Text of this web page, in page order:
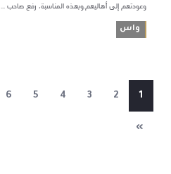
وعودتهم إلى أهاليهم.وبهذه المناسبة، رفع صاحب ...
واس
1
2
3
4
5
6
»